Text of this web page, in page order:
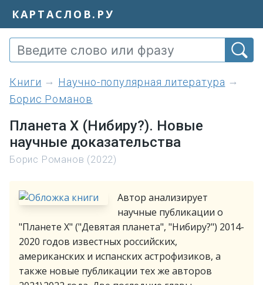
КАРТАСЛОВ.РУ
книги
Научно-популярная литература
Борис Романов
Планета Х (Нибиру?). Новые
научные доказательства
Борис Романов (2022)
Автор анализирует
научные публикации о
"Планете Х" ("Девятая планета", "Нибиру?") 2014-
2020 годов известных российских,
американских и испанских астрофизиков, а
также новые публикации тех же авторов